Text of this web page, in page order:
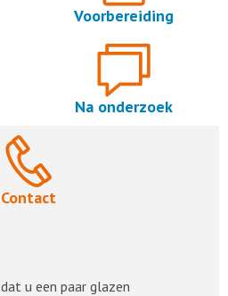
Voorbereiding
Na onderzoek
Contact
u een paar glazen